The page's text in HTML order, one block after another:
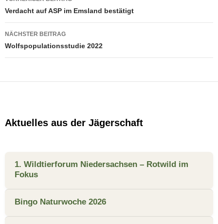
Verdacht auf ASP im Emsland bestätigt
NÄCHSTER BEITRAG
Wolfspopulationsstudie 2022
Aktuelles aus der Jägerschaft
1. Wildtierforum Niedersachsen – Rotwild im
Fokus
Bingo Naturwoche 2026